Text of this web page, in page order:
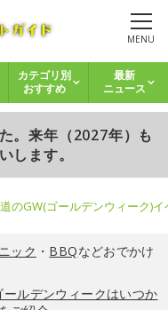
MENU
カテゴリ別
おすすめ
最新
ニュース
。来年（2027年）も
します。
のGW(ゴールデンウィーク)
ック ・ BBQなどおでかけ
ールデンウィークはいつか